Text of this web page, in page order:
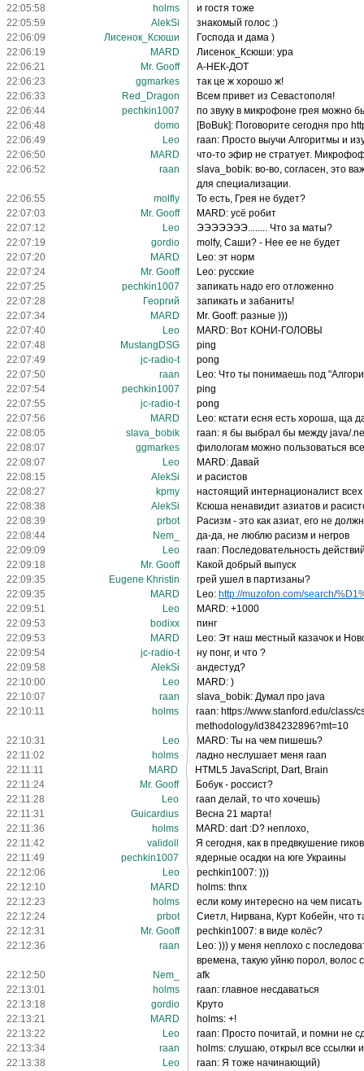
22:05:58
holms
и гостя тоже
22:05:59
AlekSi
знакомый голос :)
22:06:09
Лисенок_Ксюши
Господа и дама )
22:06:19
MARD
Лисенок_Ксюши: ура
22:06:21
Mr. Gooff
А-НЕК-ДОТ
22:06:23
ggmarkes
так це ж хорошо ж!
22:06:33
Red_Dragon
Всем привет из Севастополя!
22:06:44
pechkin1007
по звуку в микрофоне грея можно
22:06:48
domo
[BoBuk]: Поговорите сегодня про
22:06:49
Leo
raan: Просто выучи Алгоритмы и
22:06:50
MARD
что-то эфир не стратует.
22:06:52
raan
slava_bobik: во-во, согласен, это
для специализации.
22:06:55
molfly
То есть, Грея не будет?
22:07:03
Mr. Gooff
MARD: усё робит
22:07:12
Leo
ЭЭЭЭЭЭЭ........ Что за маты?
22:07:19
gordio
molfy, Саши? - Нее ее не будет
22:07:20
MARD
Leo: эт норм
22:07:24
Mr. Gooff
Leo: русские
22:07:25
pechkin1007
запикать надо его отложенно
22:07:28
Георгий
запикать и забанить!
22:07:34
MARD
Mr. Gooff: разные )))
22:07:40
Leo
MARD: Вот КОНИ-ГОЛОВЫ
22:07:48
MustangDSG
ping
22:07:49
jc-radio-t
pong
22:07:50
raan
Leo: Что ты понимаешь под
22:07:54
pechkin1007
ping
22:07:55
jc-radio-t
pong
22:07:56
MARD
Leo: кстати есня есть хороша, ща
22:08:05
slava_bobik
raan: я бы выбрал бы между java/
22:08:07
ggmarkes
филологам можно пользоваться
22:08:07
Leo
MARD: Давай
22:08:15
AlekSi
и расистов
22:08:27
kpmy
настоящий интернационалист
22:08:38
AlekSi
Ксюша ненавидит азиатов и
22:08:39
prbot
Расизм - это как азиат, его не
22:08:44
Nem_
да-да, не люблю расизм и негров
22:09:09
Leo
raan: Последовательность
22:09:18
Mr. Gooff
Какой добрый выпуск
22:09:35
Eugene Khristin
грей ушел в партизаны?
22:09:35
MARD Leo: http://muzofon.com/search/
22:09:51
Leo
MARD: +1000
22:09:53
bodixx
пинг
22:09:53
MARD
Leo: Эт наш местный казачок и
22:09:54
jc-radio-t
ну понг, и что ?
22:09:58
AlekSi
андестуд?
22:10:00
Leo
MARD: )
22:10:07
raan
slava_bobik: Думал про java
22:10:11
holms
raan: https://www.stanford.edu/class/
methodology/id384232896?mt=10
22:10:31
Leo
MARD: Ты на чем пишешь?
22:11:02
holms
ладно неслушает меня raan
22:11:11
MARD
HTML5 JavaScript, Dart, Brain
22:11:24
Mr. Gooff
Бобук - россист?
22:11:28
Leo
raan делай, то что хочешь)
22:11:31
Guicardius
Весна 21 марта!
22:11:36
holms
MARD: dart :D? неплохо,
22:11:42
validoll
Я сегодня, как в предвкушение
22:11:49
pechkin1007
ядерные осадки на юге Украины
22:12:06
Leo
pechkin1007: )))
22:12:10
MARD
holms: thnx
22:12:23
holms
если кому интересно на чем писать
22:12:24
prbot
Сиетл, Нирвана, Курт Кобейн, что
22:12:31
Mr. Gooff
pechkin1007: в виде колёс?
22:12:36
raan
Leo: ))) у меня неплохо с
времена, такую уйню порол, волос
22:12:50
Nem_
afk
22:13:01
holms
raan: главное несдаваться
22:13:18
gordio
Круто
22:13:21
MARD
holms: +!
22:13:22
Leo
raan: Просто почитай, и помни не
22:13:34
raan
holms: слушаю, открыл все ссылки
22:13:38
Leo
raan: Я тоже начинающий)